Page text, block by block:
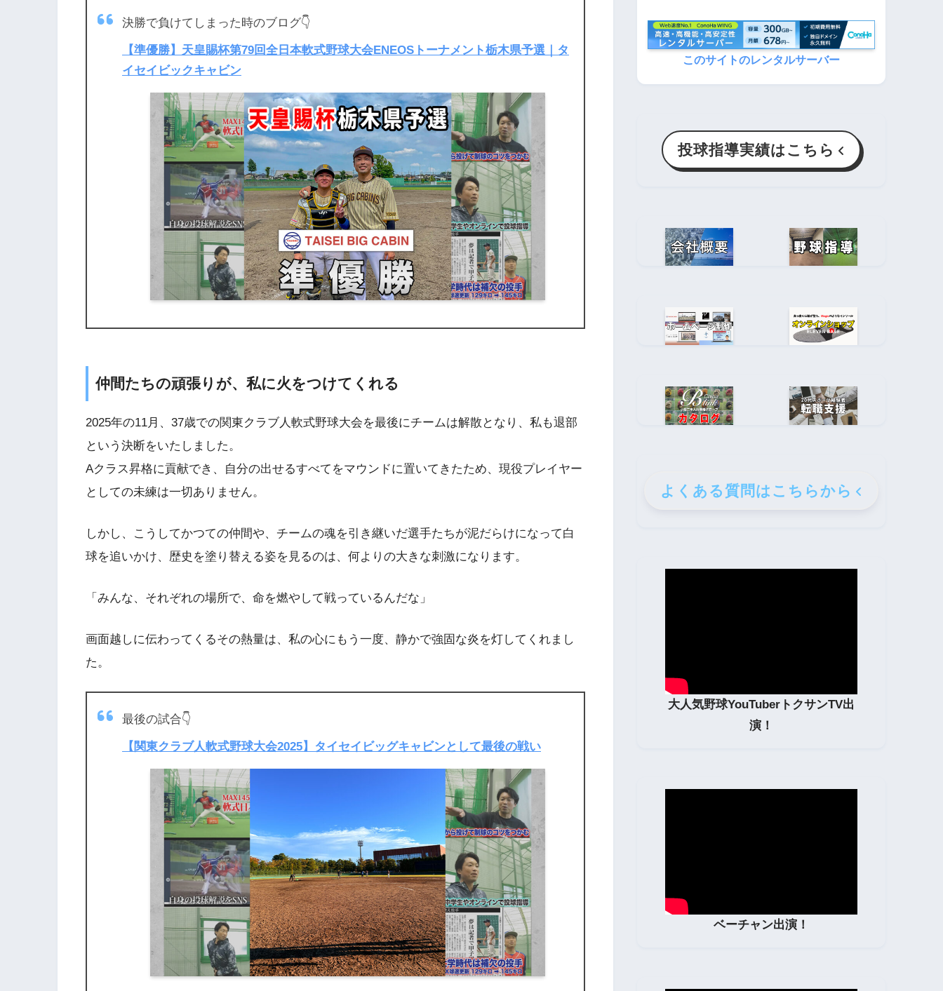
決勝で負けてしまった時のブログ👇
【準優勝】天皇賜杯第79回全日本軟式野球大会ENEOSトーナメント栃木県予選｜タ
イセイビックキャビン
仲間たちの頑張りが、私に火をつけてくれる
2025年の11月、37歳での関東クラブ人軟式野球大会を最後にチームは解散となり、私も退部
という決断をいたしました。
Aクラス昇格に貢献でき、自分の出せるすべてをマウンドに置いてきたため、現役プレイヤー
としての未練は一切ありません。
しかし、こうしてかつての仲間や、チームの魂を引き継いだ選手たちが泥だらけになって白
球を追いかけ、歴史を塗り替える姿を見るのは、何よりの大きな刺激になります。
「みんな、それぞれの場所で、命を燃やして戦っているんだな」
画面越しに伝わってくるその熱量は、私の心にもう一度、静かで強固な炎を灯してくれまし
た。
最後の試合👇
【関東クラブ人軟式野球大会2025】タイセイビッグキャビンとして最後の戦い
このサイトのレンタルサーバー
投球指導実績はこちら
よくある質問はこちらから
大人気野球YouTuberトクサンTV出
演！
ベーチャン出演！